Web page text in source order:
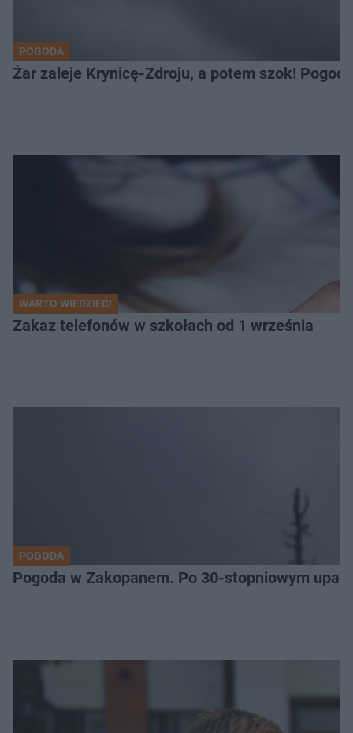
POGODA
Żar zaleje Krynicę-Zdroju, a potem szok!
WARTO WIEDZIEĆ!
Zakaz telefonów w szkołach od 1 września
POGODA
Pogoda w Zakopanem. Po 30-stopniowym